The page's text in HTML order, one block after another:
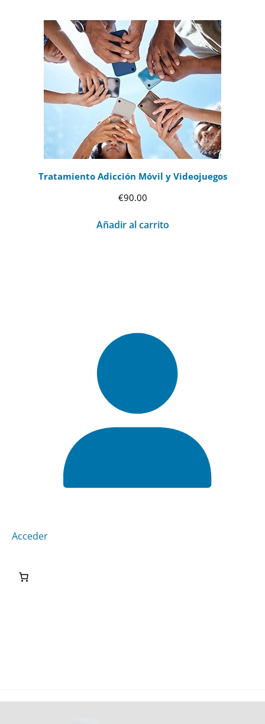
Tratamiento Adicción Móvil y Videojuegos
€90.00
Añadir al carrito
Acceder